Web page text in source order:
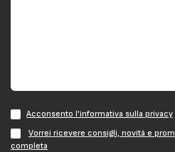
Acconsento l'informativa sulla privacy
Vorrei ricevere consigli, novità e
completa